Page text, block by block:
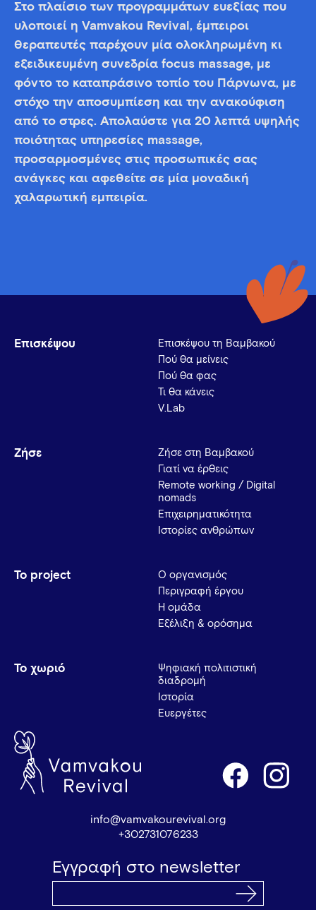
Στο πλαίσιο των προγραμμάτων ευεξίας που
υλοποιεί η Vamvakou Revival, έμπειροι
θεραπευτές παρέχουν μία ολοκληρωμένη κι
εξειδικευμένη συνεδρία focus massage, με
φόντο το καταπράσινο τοπίο του Πάρνωνα, με
στόχο την αποσυμπίεση και την ανακούφιση
από το στρες. Απολαύστε για 20 λεπτά υψηλής
ποιότητας υπηρεσίες massage,
προσαρμοσμένες στις προσωπικές σας
ανάγκες και αφεθείτε σε μία μοναδική
χαλαρωτική εμπειρία.
Επισκέψου
Επισκέψου τη Βαμβακού
Πού θα μείνεις
Πού θα φας
Τι θα κάνεις
V.Lab
Ζήσε
Ζήσε στη Βαμβακού
Γιατί να έρθεις
Remote working / Digital
nomads
Επιχειρηματικότητα
Ιστορίες ανθρώπων
Το project
Ο οργανισμός
Περιγραφή έργου
Η ομάδα
Εξέλιξη & ορόσημα
Το χωριό
Ψηφιακή πολιτιστική
διαδρομή
Ιστορία
Ευεργέτες
info@vamvakourevival.org
+302731076233
Εγγραφή στο newsletter